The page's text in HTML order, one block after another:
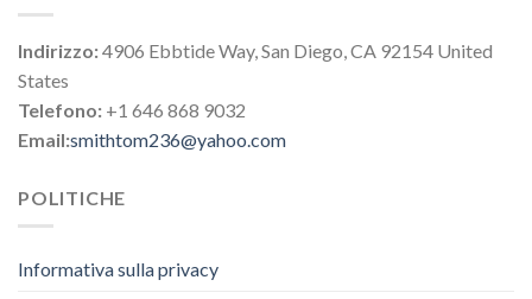
Indirizzo:4906 Ebbtide Way, San Diego, CA 92154 United
States
Telefono: +1 646 868 9032
Email:smithtom236@yahoo.com
POLITICHE
Informativa sulla privacy